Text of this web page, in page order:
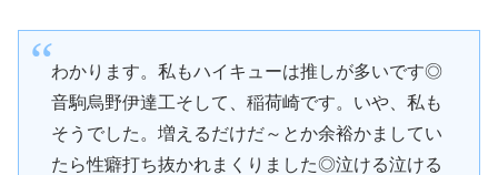
わかります。私もハイキューは推しが多いです◎
音駒烏野伊達工そして、稲荷崎です。いや、私も
そうでした。増えるだけだ～とか余裕かましてい
たら性癖打ち抜かれまくりました◎泣ける泣ける